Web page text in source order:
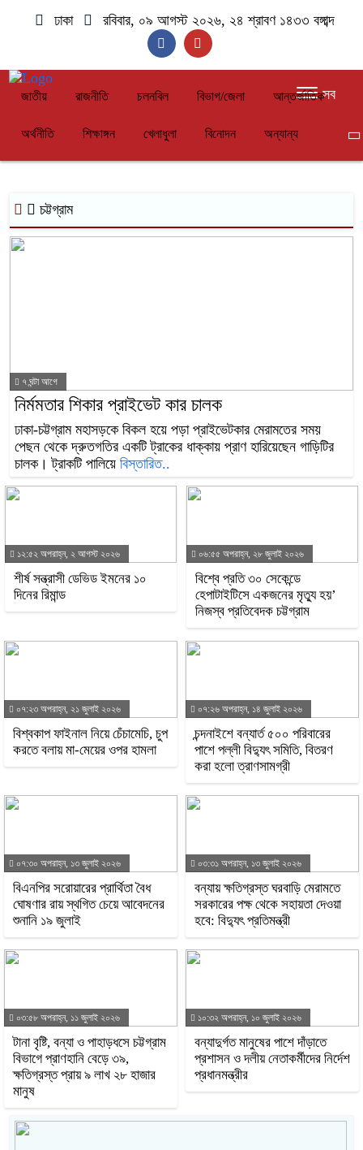
ঢাকা রবিবার, ০৯ আগস্ট ২০২৬, ২৪ শ্রাবণ ১৪৩৩ বঙ্গাব্দ
জাতীয় রাজনীতি চলনবিল বিভাগ/জেলা আন্তর্জাতিক
অর্থনীতি শিক্ষাঙ্গন খেলাধুলা বিনোদন অন্যান্য
সব
চট্টগ্রাম
৭ ঘন্টা আগে
নির্মমতার শিকার প্রাইভেট কার চালক
ঢাকা-চট্টগ্রাম মহাসড়কে বিকল হয়ে পড়া প্রাইভেটকার মেরামতের সময়
পেছন থেকে দ্রুতগতির একটি ট্রাকের ধাক্কায় প্রাণ হারিয়েছেন গাড়িটির
চালক। ট্রাকটি পালিয়ে বিস্তারিত..
১২:৫২ অপরাহ্ন, ২ আগস্ট ২০২৬
শীর্ষ সন্ত্রাসী ডেভিড ইমনের ১০
দিনের রিমান্ড
০৬:৫৫ অপরাহ্ন, ২৮ জুলাই ২০২৬
বিশ্বে প্রতি ৩০ সেকেন্ডে
হেপাটাইটিসে একজনের মৃত্যু হয়’
নিজস্ব প্রতিবেদক চট্টগ্রাম
০৭:২৩ অপরাহ্ন, ২১ জুলাই ২০২৬
বিশ্বকাপ ফাইনাল নিয়ে চেঁচামেচি, চুপ
করতে বলায় মা-মেয়ের ওপর হামলা
০৭:২৬ অপরাহ্ন, ১৪ জুলাই ২০২৬
চন্দনাইশে বন্যার্ত ৫০০ পরিবারের
পাশে পল্লী বিদ্যুৎ সমিতি, বিতরণ
করা হলো ত্রাণসামগ্রী
০৭:৩০ অপরাহ্ন, ১৩ জুলাই ২০২৬
বিএনপির সরোয়ারের প্রার্থিতা বৈধ
ঘোষণার রায় স্থগিত চেয়ে আবেদনের
শুনানি ১৯ জুলাই
০৩:৩১ অপরাহ্ন, ১৩ জুলাই ২০২৬
বন্যায় ক্ষতিগ্রস্ত ঘরবাড়ি মেরামতে
সরকারের পক্ষ থেকে সহায়তা দেওয়া
হবে: বিদ্যুৎ প্রতিমন্ত্রী
০৩:৫৮ অপরাহ্ন, ১১ জুলাই ২০২৬
টানা বৃষ্টি, বন্যা ও পাহাড়ধসে চট্টগ্রাম
বিভাগে প্রাণহানি বেড়ে ৩৯,
ক্ষতিগ্রস্ত প্রায় ৯ লাখ ২৮ হাজার
মানুষ
১০:৩২ অপরাহ্ন, ১০ জুলাই ২০২৬
বন্যাদুর্গত মানুষের পাশে দাঁড়াতে
প্রশাসন ও দলীয় নেতাকর্মীদের নির্দেশ
প্রধানমন্ত্রীর